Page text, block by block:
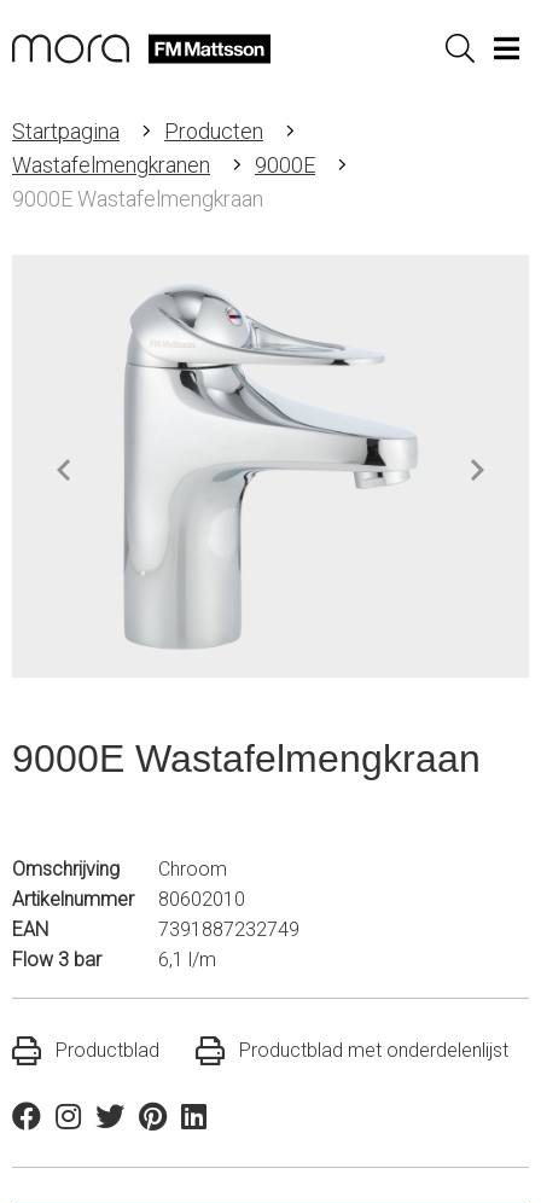
Sök
Startpagina
Producten
Wastafelmengkranen
9000E
9000E Wastafelmengkraan
9000E Wastafelmengkraan
Omschrijving
Chroom
Artikelnummer
80602010
EAN
7391887232749
Flow 3 bar
6,1 l/m
Productblad Productblad met onderdelenlijst
FacebookInstagram
TwitterPinterestLinkedin